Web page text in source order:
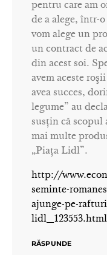
pentru care am
de a alege, într-
vom alege un
un contract de
din acest soi.
avem aceste
avea succes,
legume” au
susţin că scopul
mai multe
„Piaţa Lidl”.
http://
seminte-
ajunge-pe-
RĂSPUNDE